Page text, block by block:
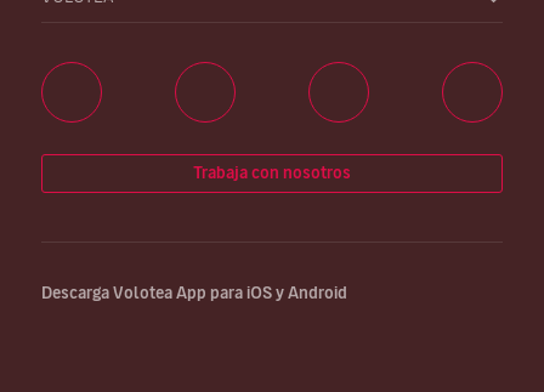
Trabaja con nosotros
Descarga Volotea App para iOS y Android